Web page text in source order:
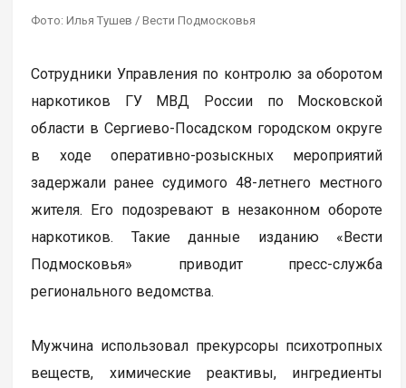
Фото: Илья Тушев / Вести Подмосковья
Сотрудники Управления по контролю за оборотом
наркотиков ГУ МВД России по Московской
области в Сергиево-Посадском городском округе
в ходе оперативно-розыскных мероприятий
задержали ранее судимого 48-летнего местного
жителя. Его подозревают в незаконном обороте
наркотиков. Такие данные изданию «Вести
Подмосковья» приводит пресс-служба
регионального ведомства.
Мужчина использовал прекурсоры психотропных
веществ, химические реактивы, ингредиенты